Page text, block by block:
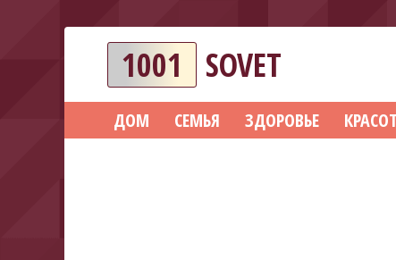
1001 SOVET
ДОМ СЕМЬЯ ЗДОРОВЬЕ